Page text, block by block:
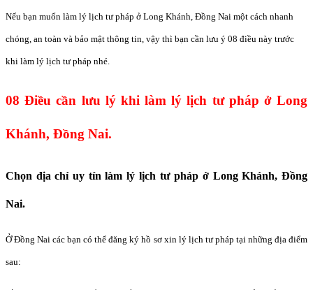
Nếu bạn muốn làm lý lịch tư pháp ở Long Khánh, Đồng Nai một cách nhanh
chóng, an toàn và bảo mật thông tin, vậy thì bạn cần lưu ý 08 điều này trước
khi làm lý lịch tư pháp nhé.
08 Điều cần lưu lý khi làm lý lịch tư pháp ở Long
Khánh, Đồng Nai.
Chọn địa chỉ uy tín làm lý lịch tư pháp ở Long Khánh, Đồng
Nai.
Ở Đồng Nai các bạn có thể đăng ký hồ sơ xin lý lịch tư pháp tại những địa điểm
sau: